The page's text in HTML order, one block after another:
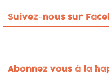
Suivez-nous sur
Abonnez vous à la